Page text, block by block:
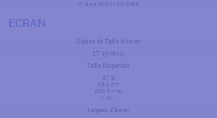
ProLite XUB2793HS-B6
ECRAN
Classe de Taille d'écran
27" (inches)
Taille Diagonale
27 in
68.6 cm
685.8 mm
2.25 ft
Largeur d'écran